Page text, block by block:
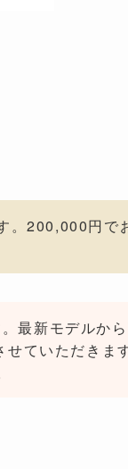
。200,000円で
最新モデルか
ていただきます